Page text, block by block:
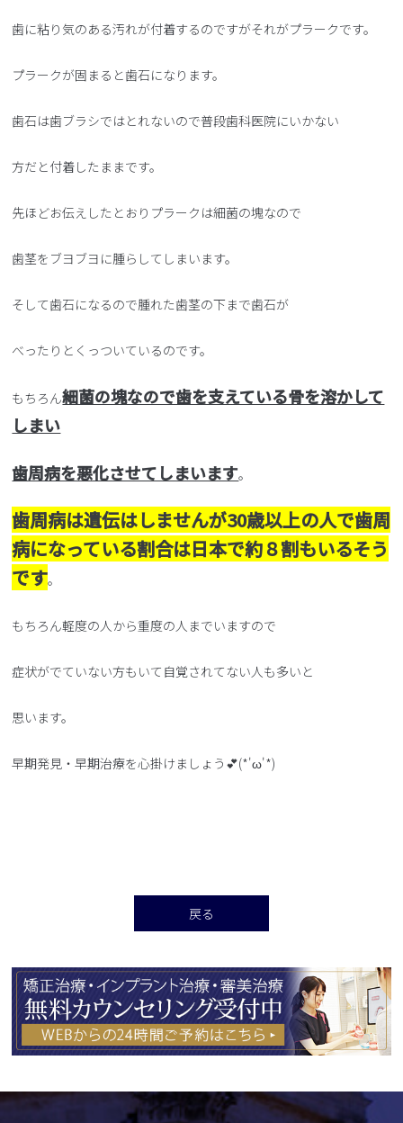
歯に粘り気のある汚れが付着するのですがそれがプラークです。
プラークが固まると歯石になります。
歯石は歯ブラシではとれないので普段歯科医院にいかない
方だと付着したままです。
先ほどお伝えしたとおりプラークは細菌の塊なので
歯茎をブヨブヨに腫らしてしまいます。
そして歯石になるので腫れた歯茎の下まで歯石が
べったりとくっついているのです。
もちろん細菌の塊なので歯を支えている骨を溶かして
しまい
歯周病を悪化させてしまいます。
歯周病は遺伝はしませんが30歳以上の人で歯周
病になっている割合は日本で約８割もいるそう
です。
もちろん軽度の人から重度の人までいますので
症状がでていない方もいて自覚されてない人も多いと
思います。
早期発見・早期治療を心掛けましょう💕(*'ω'*)
戻る